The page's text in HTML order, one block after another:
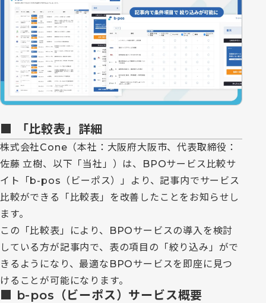
「比較表」詳細
株式会社Cone（本社：大阪府大阪市、代表取締役：
佐藤 立樹、以下「当社」）は、BPOサービス比較サ
イト「b-pos（ビーポス）」より、記事内でサービス
比較ができる「比較表」を改善したことをお知らせし
ます。
この「比較表」により、BPOサービスの導入を検討
している方が記事内で、表の項目の「絞り込み」がで
きるようになり、最適なBPOサービスを即座に見つ
けることが可能になります。
b-pos（ビーポス）サービス概要